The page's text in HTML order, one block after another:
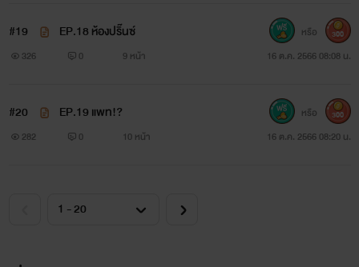
#19 EP.18 ห้องปริ๊นซ์
326 0 9 หน้า 16 ต.ค. 2566 08:08 น.
หรือ 300
#20 EP.19 แพท!?
282 0 10 หน้า 16 ต.ค. 2566 08:20 น.
หรือ 300